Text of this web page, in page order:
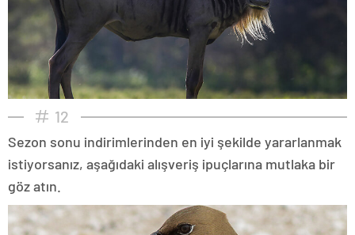
12
Sezon sonu indirimlerinden en iyi şekilde yararlanmak
istiyorsanız, aşağıdaki alışveriş ipuçlarına mutlaka bir
göz atın.